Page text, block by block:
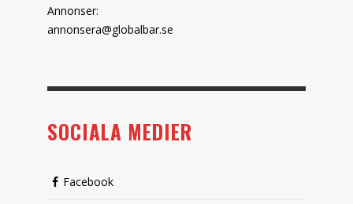
Annonser:
annonsera@globalbar.se
SOCIALA MEDIER
Facebook